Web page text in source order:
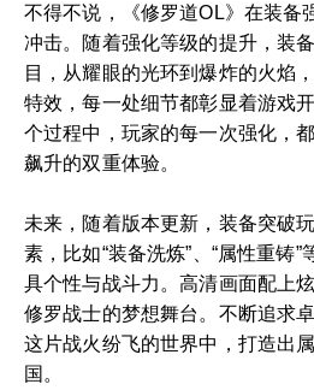
不得不说，《修罗道OL》在装备
冲击。随着强化等级的提升，装
目，从耀眼的光环到爆炸的火焰
特效，每一处细节都彰显着游戏
个过程中，玩家的每一次强化，
飙升的双重体验。
未来，随着版本更新，装备突破
素，比如“装备洗炼”、“属性重铸
具个性与战斗力。高清画面配上
修罗战士的梦想舞台。不断追求
这片战火纷飞的世界中，打造出
国。